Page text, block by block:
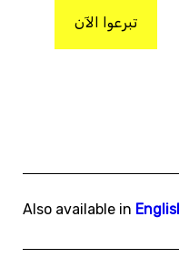
تبرعوا الآن
Also available in